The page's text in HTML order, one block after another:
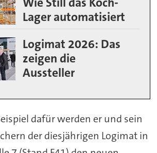
Lager automatisiert
Logimat 2026: Das
zeigen die
Aussteller
dafür werden er und sein
der diesjährigen Logimat in